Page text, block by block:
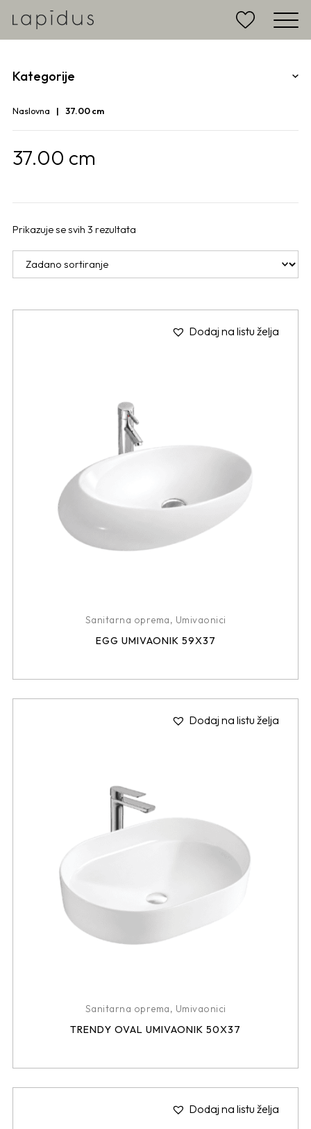
Kategorije
Naslovna 37.00 cm
37.00 cm
Prikazuje se svih 3 rezultata
Dodaj na listu želja
Sanitarna oprema, Umivaonici
EGG UMIVAONIK 59X37
Dodaj na listu želja
Sanitarna oprema, Umivaonici
TRENDY OVAL UMIVAONIK 50X37
Dodaj na listu želja